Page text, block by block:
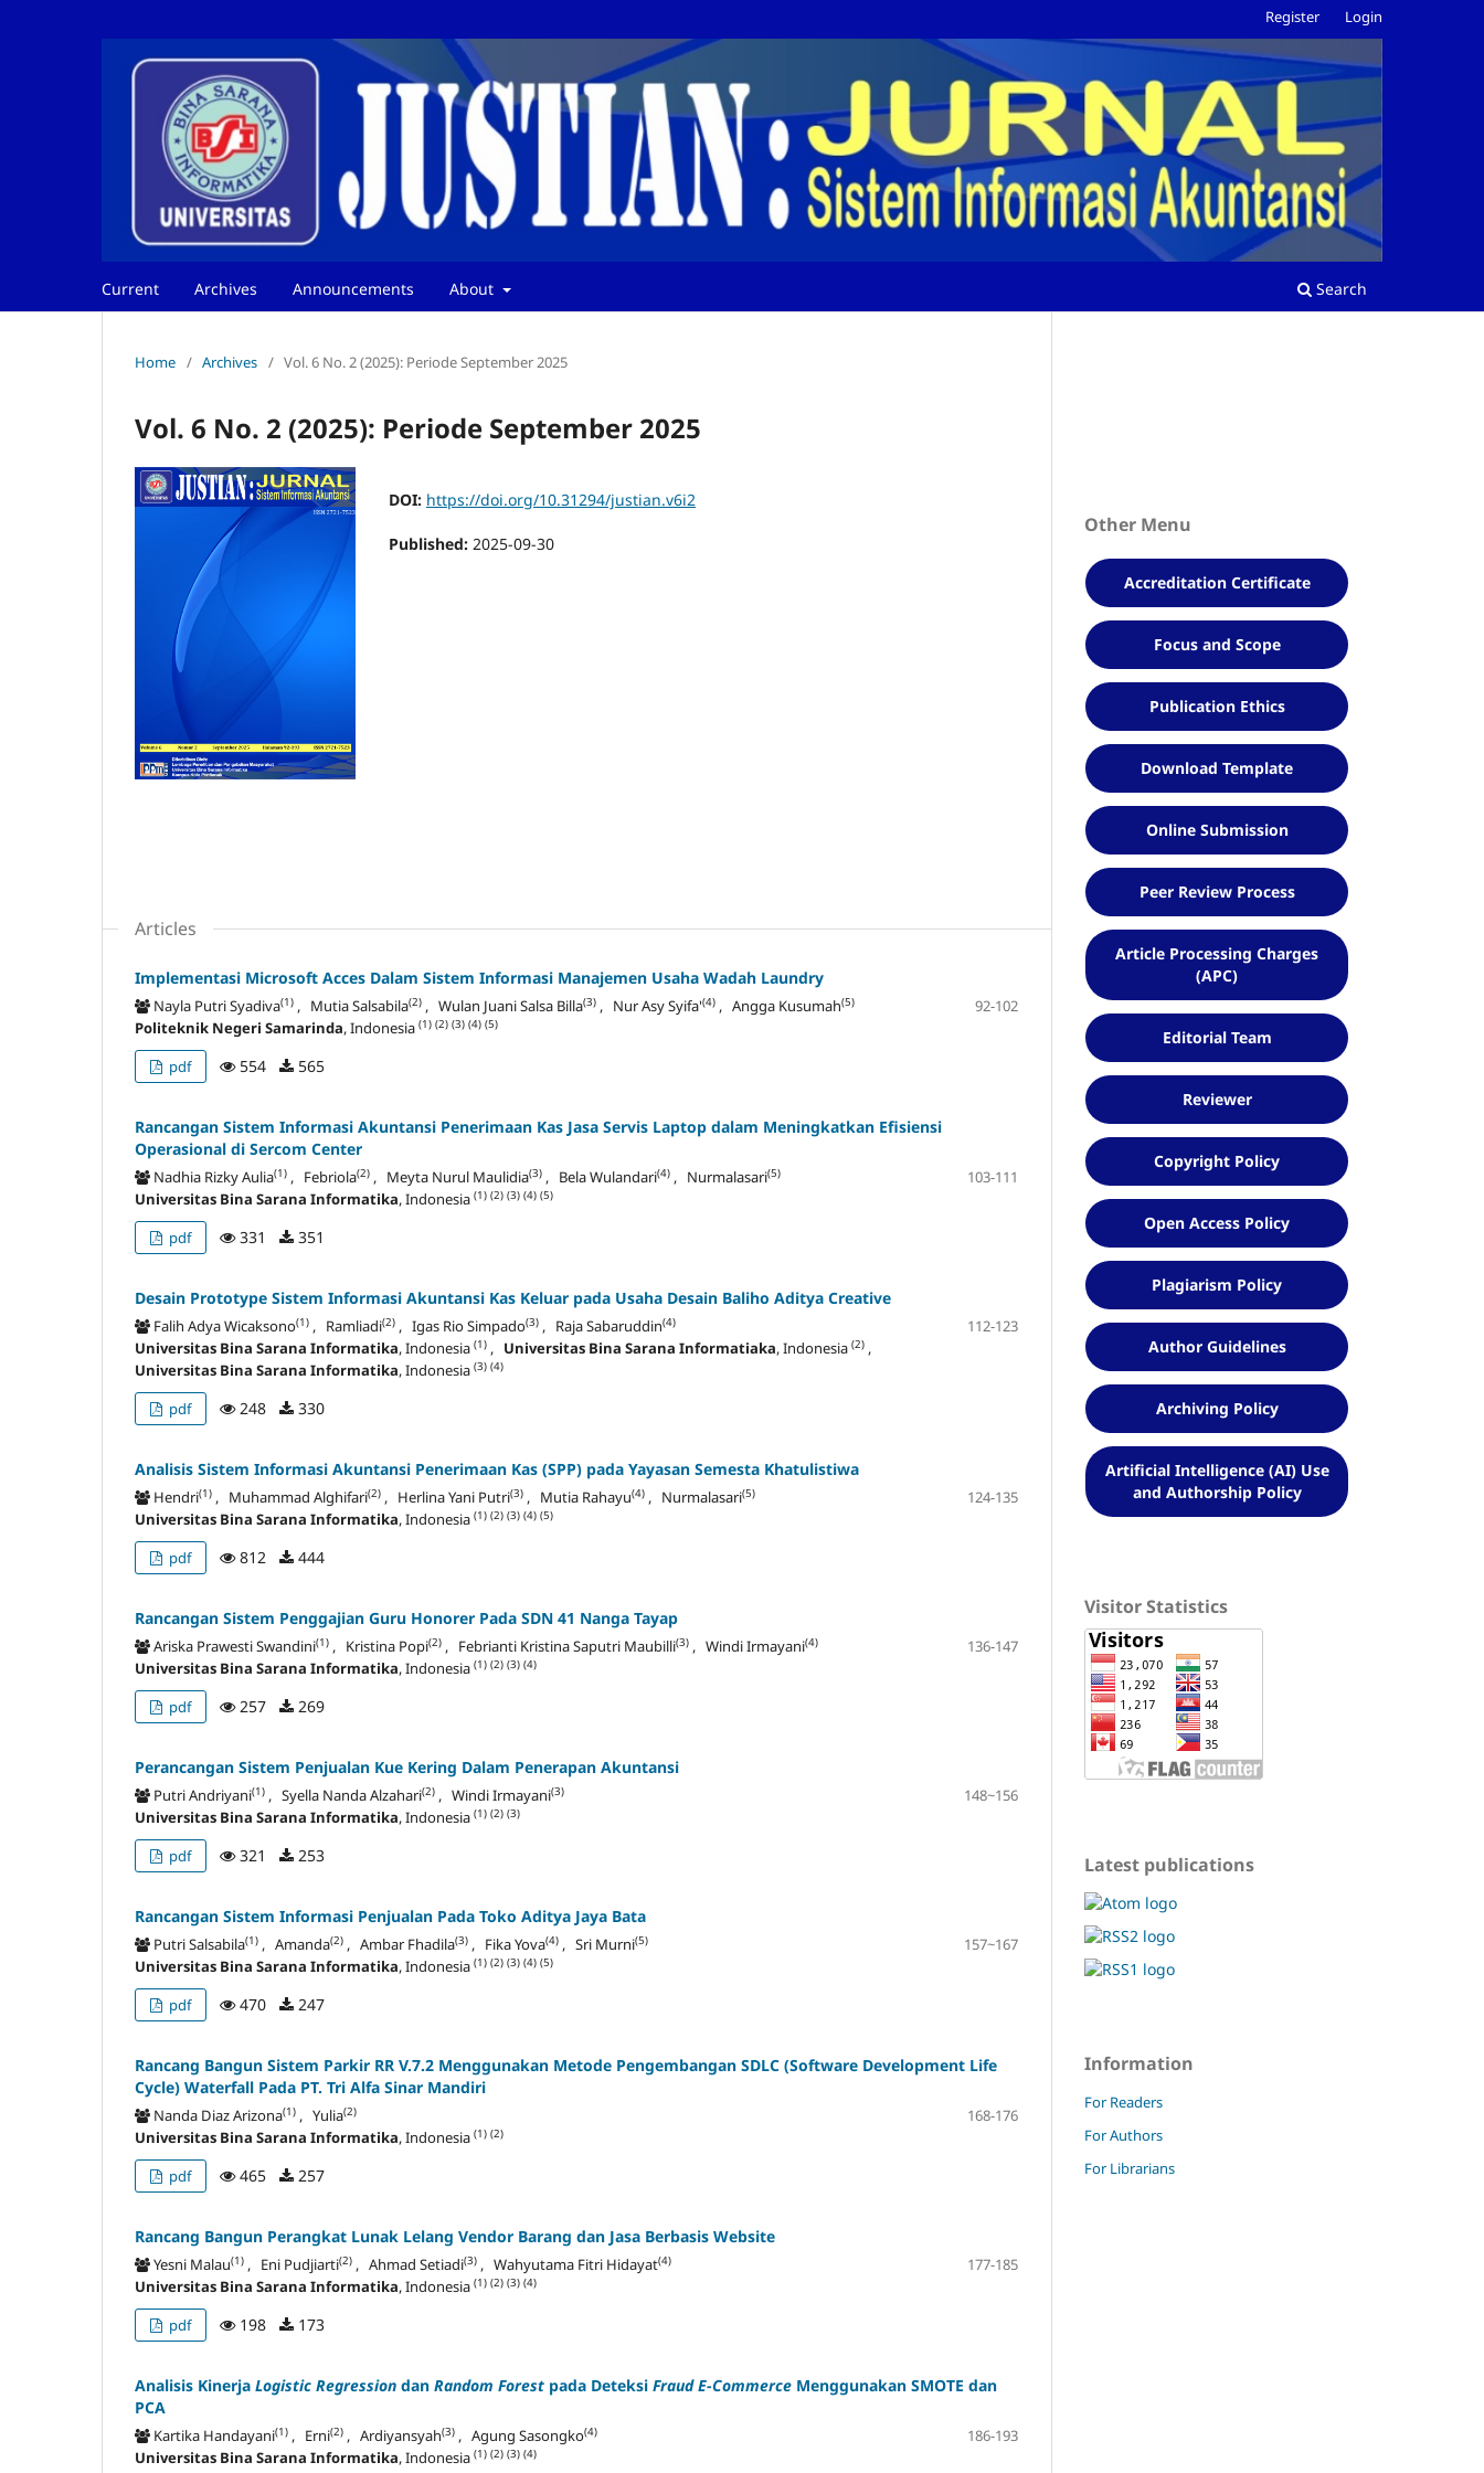
Current Archives Announcements About Search
Register Login
Home / Archives / Vol. 6 No. 2 (2025): Periode September 2025
Vol. 6 No. 2 (2025): Periode September 2025
DOI: https://doi.org/10.31294/justian.v6i2
Published: 2025-09-30
Articles
Implementasi Microsoft Acces Dalam Sistem Informasi Manajemen Usaha Wadah Laundry
Nayla Putri Syadiva(1) , Mutia Salsabila(2) , Wulan Juani Salsa Billa(3) , Nur Asy Syifa'(4) , Angga Kusumah(5)
Politeknik Negeri Samarinda, Indonesia (1) (2) (3) (4) (5)
92-102
pdf 554 565
Rancangan Sistem Informasi Akuntansi Penerimaan Kas Jasa Servis Laptop dalam Meningkatkan Efisiensi
Operasional di Sercom Center
Nadhia Rizky Aulia(1) , Febriola(2) , Meyta Nurul Maulidia(3) , Bela Wulandari(4) , Nurmalasari(5)
Universitas Bina Sarana Informatika, Indonesia (1) (2) (3) (4) (5)
103-111
pdf 331 351
Desain Prototype Sistem Informasi Akuntansi Kas Keluar pada Usaha Desain Baliho Aditya Creative
Falih Adya Wicaksono(1) , Ramliadi(2) , Igas Rio Simpado(3) , Raja Sabaruddin(4)
Universitas Bina Sarana Informatika, Indonesia (1) , Universitas Bina Sarana Informatiaka, Indonesia (2) ,
Universitas Bina Sarana Informatika, Indonesia (3) (4)
112-123
pdf 248 330
Analisis Sistem Informasi Akuntansi Penerimaan Kas (SPP) pada Yayasan Semesta Khatulistiwa
Hendri(1) , Muhammad Alghifari(2) , Herlina Yani Putri(3) , Mutia Rahayu(4) , Nurmalasari(5)
Universitas Bina Sarana Informatika, Indonesia (1) (2) (3) (4) (5)
124-135
pdf 812 444
Rancangan Sistem Penggajian Guru Honorer Pada SDN 41 Nanga Tayap
Ariska Prawesti Swandini(1) , Kristina Popi(2) , Febrianti Kristina Saputri Maubilli(3) , Windi Irmayani(4)
Universitas Bina Sarana Informatika, Indonesia (1) (2) (3) (4)
136-147
pdf 257 269
Perancangan Sistem Penjualan Kue Kering Dalam Penerapan Akuntansi
Putri Andriyani(1) , Syella Nanda Alzahari(2) , Windi Irmayani(3)
Universitas Bina Sarana Informatika, Indonesia (1) (2) (3)
148~156
pdf 321 253
Rancangan Sistem Informasi Penjualan Pada Toko Aditya Jaya Bata
Putri Salsabila(1) , Amanda(2) , Ambar Fhadila(3) , Fika Yova(4) , Sri Murni(5)
Universitas Bina Sarana Informatika, Indonesia (1) (2) (3) (4) (5)
157~167
pdf 470 247
Rancang Bangun Sistem Parkir RR V.7.2 Menggunakan Metode Pengembangan SDLC (Software Development Life
Cycle) Waterfall Pada PT. Tri Alfa Sinar Mandiri
Nanda Diaz Arizona(1) , Yulia(2)
Universitas Bina Sarana Informatika, Indonesia (1) (2)
168-176
pdf 465 257
Rancang Bangun Perangkat Lunak Lelang Vendor Barang dan Jasa Berbasis Website
Yesni Malau(1) , Eni Pudjiarti(2) , Ahmad Setiadi(3) , Wahyutama Fitri Hidayat(4)
Universitas Bina Sarana Informatika, Indonesia (1) (2) (3) (4)
177-185
pdf 198 173
Analisis Kinerja Logistic Regression dan Random Forest pada Deteksi Fraud E-Commerce Menggunakan SMOTE dan
PCA
Kartika Handayani(1) , Erni(2) , Ardiyansyah(3) , Agung Sasongko(4)
Universitas Bina Sarana Informatika, Indonesia (1) (2) (3) (4)
186-193
Other Menu
Accreditation Certificate
Focus and Scope
Publication Ethics
Download Template
Online Submission
Peer Review Process
Article Processing Charges
(APC)
Editorial Team
Reviewer
Copyright Policy
Open Access Policy
Plagiarism Policy
Author Guidelines
Archiving Policy
Artificial Intelligence (AI) Use
and Authorship Policy
Visitor Statistics
Latest publications
Information
For Readers
For Authors
For Librarians